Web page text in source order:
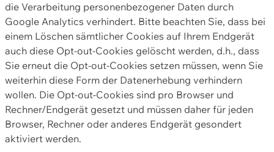
die Verarbeitung personenbezogener Daten durch
Google Analytics verhindert. Bitte beachten Sie, dass bei
einem Löschen sämtlicher Cookies auf Ihrem Endgerät
auch diese Opt-out-Cookies gelöscht werden, d.h., dass
Sie erneut die Opt-out-Cookies setzen müssen, wenn Sie
weiterhin diese Form der Datenerhebung verhindern
wollen. Die Opt-out-Cookies sind pro Browser und
Rechner/Endgerät gesetzt und müssen daher für jeden
Browser, Rechner oder anderes Endgerät gesondert
aktiviert werden.